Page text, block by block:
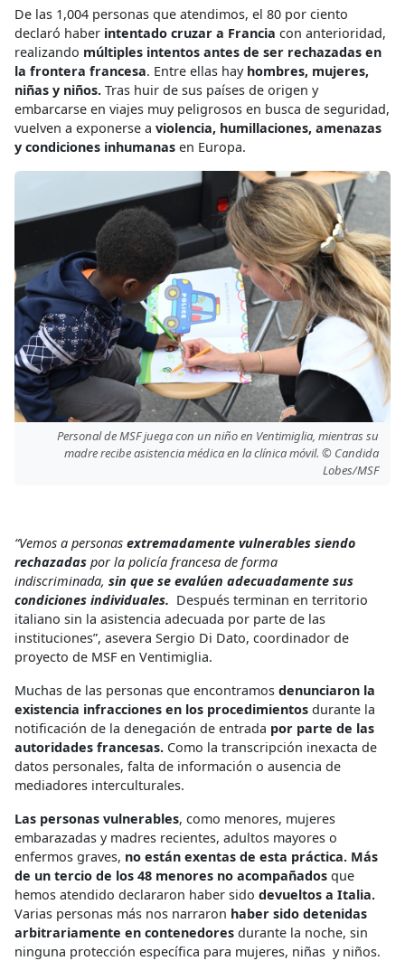
De las 1,004 personas que atendimos, el 80 por ciento
declaró haber intentado cruzar a Francia con anterioridad,
realizando múltiples intentos antes de ser rechazadas en
la frontera francesa. Entre ellas hay hombres, mujeres,
niñas y niños. Tras huir de sus países de origen y
embarcarse en viajes muy peligrosos en busca de seguridad,
vuelven a exponerse a violencia, humillaciones, amenazas
y condiciones inhumanas en Europa.
Personal de MSF juega con un niño en Ventimiglia, mientras su
madre recibe asistencia médica en la clínica móvil. © Candida
Lobes/MSF
“Vemos a personas extremadamente vulnerables siendo
rechazadas por la policía francesa de forma
indiscriminada, sin que se evalúen adecuadamente sus
condiciones individuales. Después terminan en territorio
italiano sin la asistencia adecuada por parte de las
instituciones”, asevera Sergio Di Dato, coordinador de
proyecto de MSF en Ventimiglia.
Muchas de las personas que encontramos denunciaron la
existencia infracciones en los procedimientos durante la
notificación de la denegación de entrada por parte de las
autoridades francesas. Como la transcripción inexacta de
datos personales, falta de información o ausencia de
mediadores interculturales.
Las personas vulnerables, como menores, mujeres
embarazadas y madres recientes, adultos mayores o
enfermos graves, no están exentas de esta práctica. Más
de un tercio de los 48 menores no acompañados que
hemos atendido declararon haber sido devueltos a Italia.
Varias personas más nos narraron haber sido detenidas
arbitrariamente en contenedores durante la noche, sin
ninguna protección específica para mujeres, niñas y niños.